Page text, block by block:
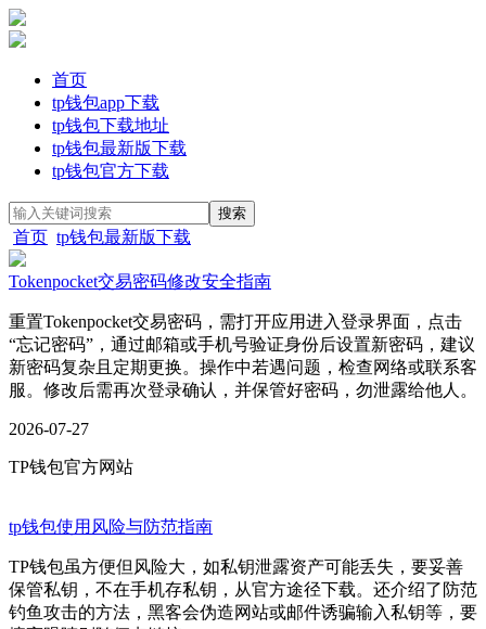
首页
tp钱包app下载
tp钱包下载地址
tp钱包最新版下载
tp钱包官方下载
首页 tp钱包最新版下载
Tokenpocket交易密码修改安全指南
重置Tokenpocket交易密码，需打开应用进入登录界面，点击
“忘记密码”，通过邮箱或手机号验证身份后设置新密码，建议
新密码复杂且定期更换。操作中若遇问题，检查网络或联系客
服。修改后需再次登录确认，并保管好密码，勿泄露给他人。
2026-07-27
TP钱包官方网站
tp钱包使用风险与防范指南
TP钱包虽方便但风险大，如私钥泄露资产可能丢失，要妥善
保管私钥，不在手机存私钥，从官方途径下载。还介绍了防范
钓鱼攻击的方法，黑客会伪造网站或邮件诱骗输入私钥等，要